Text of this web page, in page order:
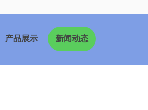
产品展示 新闻动态